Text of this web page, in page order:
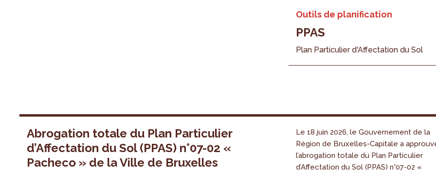
Outils de planification
PPAS
Plan Particulier d'Affectation du Sol
Abrogation totale du Plan Particulier
d’Affectation du Sol (PPAS) n°07-02 «
Pacheco » de la Ville de Bruxelles
Le 18 juin 2026, le Gouvernement de la
Région de Bruxelles-Capitale a
l’abrogation totale du Plan Particulier
d’Affectation du Sol (PPAS) n°07-02 «